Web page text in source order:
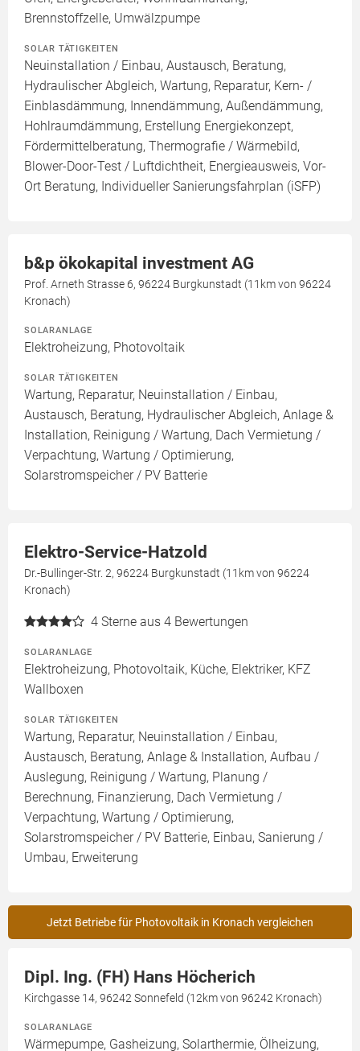
Brennstoffzelle, Umwälzpumpe
SOLAR TÄTIGKEITEN
Neuinstallation / Einbau, Austausch, Beratung,
Hydraulischer Abgleich, Wartung, Reparatur, Kern- /
Einblasdämmung, Innendämmung, Außendämmung,
Hohlraumdämmung, Erstellung Energiekonzept,
Fördermittelberatung, Thermografie / Wärmebild,
Blower-Door-Test / Luftdichtheit, Energieausweis, Vor-
Ort Beratung, Individueller Sanierungsfahrplan (iSFP)
b&p ökokapital investment AG
Prof. Arneth Strasse 6, 96224 Burgkunstadt (11km von 96224
Kronach)
SOLARANLAGE
Elektroheizung, Photovoltaik
SOLAR TÄTIGKEITEN
Wartung, Reparatur, Neuinstallation / Einbau,
Austausch, Beratung, Hydraulischer Abgleich, Anlage &
Installation, Reinigung / Wartung, Dach Vermietung /
Verpachtung, Wartung / Optimierung,
Solarstromspeicher / PV Batterie
Elektro-Service-Hatzold
Dr.-Bullinger-Str. 2, 96224 Burgkunstadt (11km von 96224
Kronach)
4 Sterne aus 4 Bewertungen
SOLARANLAGE
Elektroheizung, Photovoltaik, Küche, Elektriker, KFZ
Wallboxen
SOLAR TÄTIGKEITEN
Wartung, Reparatur, Neuinstallation / Einbau,
Austausch, Beratung, Anlage & Installation, Aufbau /
Auslegung, Reinigung / Wartung, Planung /
Berechnung, Finanzierung, Dach Vermietung /
Verpachtung, Wartung / Optimierung,
Solarstromspeicher / PV Batterie, Einbau, Sanierung /
Umbau, Erweiterung
Jetzt Betriebe für Photovoltaik in Kronach vergleichen
Dipl. Ing. (FH) Hans Höcherich
Kirchgasse 14, 96242 Sonnefeld (12km von 96242 Kronach)
SOLARANLAGE
Wärmepumpe, Gasheizung, Solarthermie, Ölheizung,